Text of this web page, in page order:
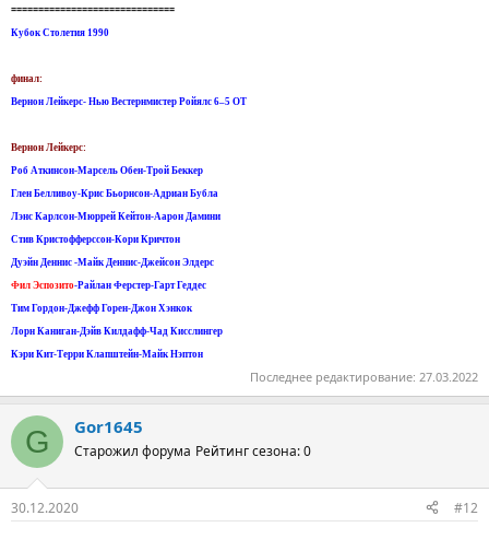
==============================
Кубок Столетия 1990
финал:
Вернон Лейкерс- Нью Вестернмистер Ройялс 6–5 OT
Вернон Лейкерс:
Роб Аткинсон-Марсель Обен-Трой Беккер
Глен Белливоу-Крис Бьорнсон-Адриан Бубла
Лэнс Карлсон-Мюррей Кейтон-Аарон Дамини
Стив Кристофферссон-Кори Кричтон
Дуэйн Деннис -Майк Деннис-Джейсон Элдерс
Фил Эспозито-Райлан Ферстер-Гарт Геддес
Тим Гордон-Джефф Горен-Джон Хэнкок
Лорн Каниган-Дэйв Килдафф-Чад Кисслингер
Кэри Кит-Терри Клапштейн-Майк Нэптон
Последнее редактирование: 27.03.2022
G Gor1645
Старожил форума Рейтинг сезона: 0
30.12.2020 #12